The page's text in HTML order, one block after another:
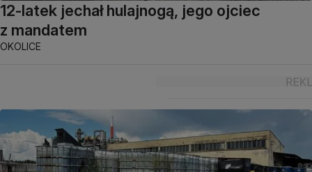
12-latek jechał hulajnogą, jego ojciec
z mandatem
OKOLICE